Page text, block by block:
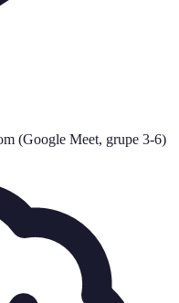
(Google Meet, grupe 3-6)